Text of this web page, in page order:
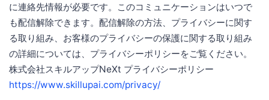
に連絡先情報が必要です。このコミュニケーションはいつで
も配信解除できます。配信解除の方法、プライバシーに関す
る取り組み、お客様のプライバシーの保護に関する取り組み
の詳細については、プライバシーポリシーをご覧ください。
株式会社スキルアップNeXt プライバシーポリシー
https://www.skillupai.com/privacy/